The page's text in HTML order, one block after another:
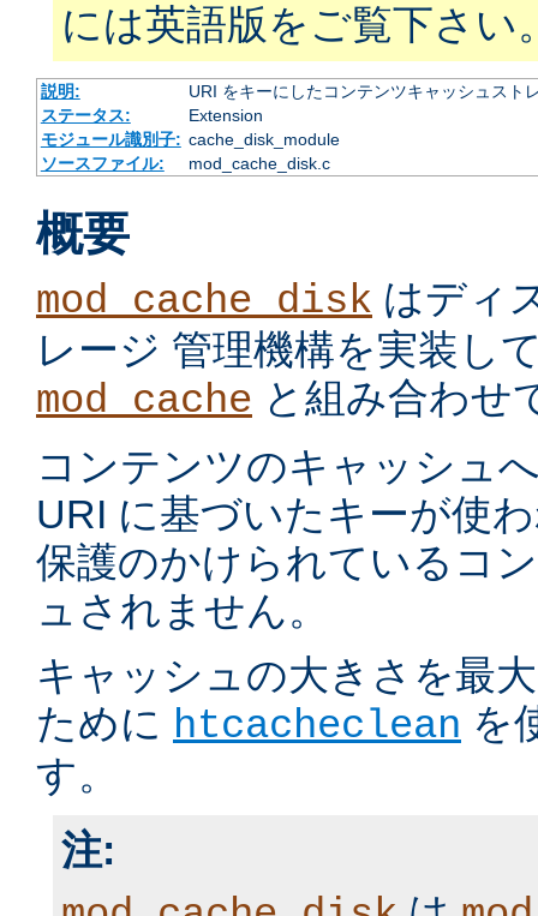
には英語版をご覧下さい
説明:
URI をキーにしたコンテンツキャッシュスト
ステータス:
Extension
モジュール識別子: cache_disk_module
ソースファイル:
mod_cache_disk.c
概要
mod_cache_disk はディ
レージ 管理機構を実装し
mod_cache と組み合わせ
コンテンツのキャッシュ
URI に基づいたキーが使
保護のかけられているコ
ュされません。
キャッシュの大きさを最
ために htcacheclean を
す。
注: